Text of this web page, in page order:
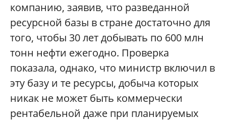
компанию, заявив, что разведанной
ресурсной базы в стране достаточно для
того, чтобы 30 лет добывать по 600 млн
тонн нефти ежегодно. Проверка
показала, однако, что министр включил в
эту базу и те ресурсы, добыча которых
никак не может быть коммерчески
рентабельной даже при планируемых